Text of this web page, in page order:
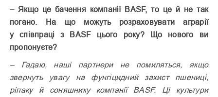
– Якщо це бачення компанії BASF, то це й не так
погано. На що можуть розраховувати аграрії
у співпраці з BASF цього року? Що нового ви
пропонуєте?
– Гадаю, наші партнери не помиляться, якщо
звернуть увагу на фунгіцидний захист пшениці,
ріпаку й соняшнику компанії BASF. Ці культури